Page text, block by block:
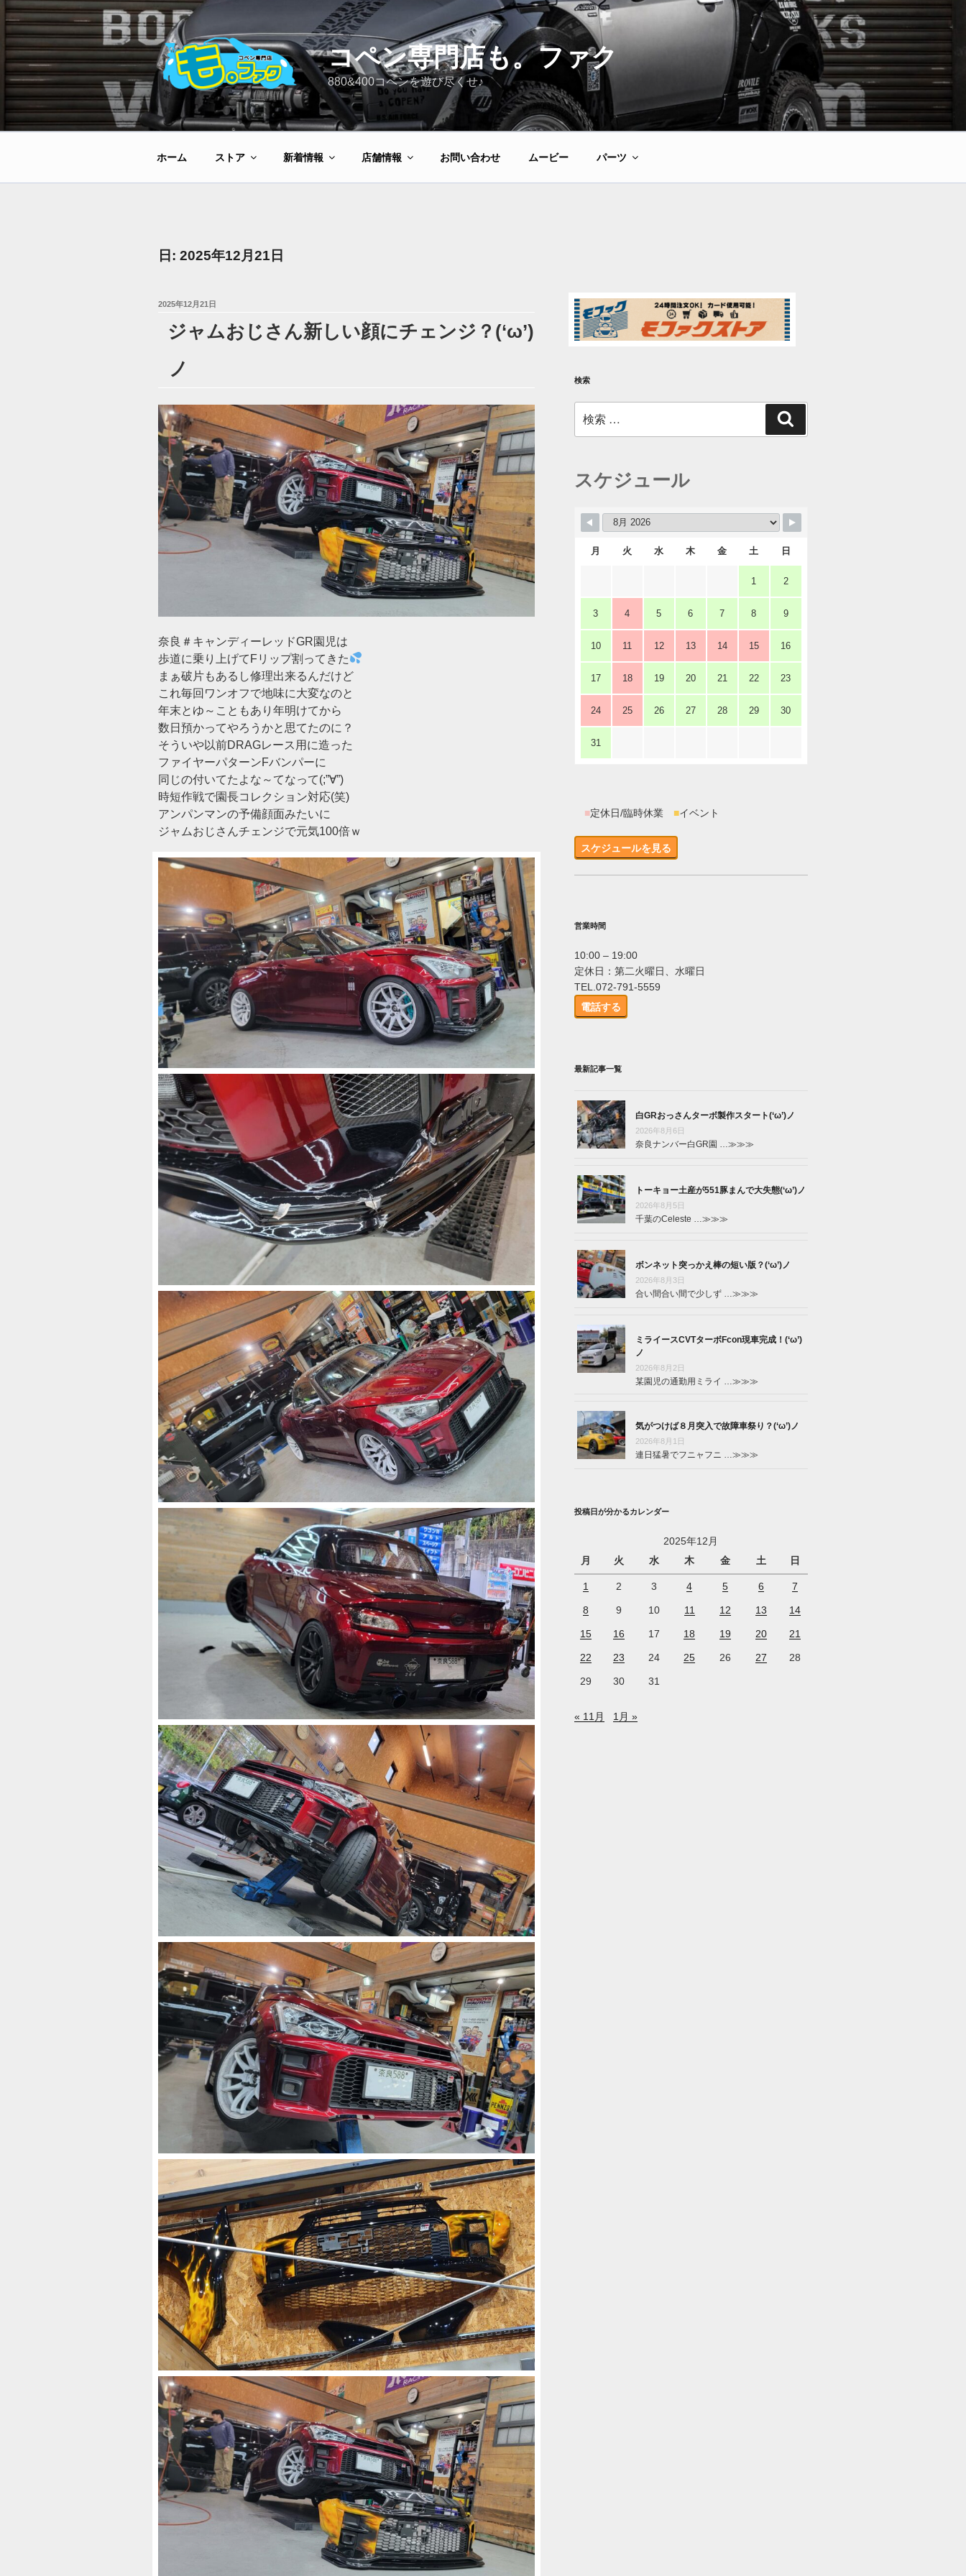
コ
ン
テ
ン
ツ
へ
ス
キ
コペン専門店も。ファク
880&400コペンを遊び尽くせ♪
ホーム ストア 新着情報 店舗情報 お問い合わせ ムービー パーツ
日: 2025年12月21日
投
2025年12月21日
ジャムおじさん新しい顔にチェンジ？(‘ω’)
ノ
奈良＃キャンディーレッドGR園児は
歩道に乗り上げてFリップ割ってきた
まぁ破片もあるし修理出来るんだけど
これ毎回ワンオフで地味に大変なのと
年末とゆ～こともあり年明けてから
数日預かってやろうかと思てたのに？
そういや以前DRAGレース用に造った
ファイヤーパターンFバンパーに
同じの付いてたよな～てなって(;”∀”)
時短作戦で園長コレクション対応(笑)
アンパンマンの予備顔面みたいに
ジャムおじさんチェンジで元気100倍ｗ
検索
索:
索
スケジュール
月 火 水 木 金 土 日
1 2
3 4 5 6 7 8 9
10 11 12 13 14 15 16
17 18 19 20 21 22 23
24 25 26 27 28 29 30
31
■定休日/臨時休業 ■イベント
スケジュールを見る
営業時間
10:00 – 19:00
定休日：第二火曜日、水曜日
TEL.072-791-5559
電話する
最新記事一覧
白GRおっさんターボ製作スタート(‘ω’)ノ
2026年8月6日
奈良ナンバー白GR園 …≫≫≫
トーキョー土産が551豚まんで大失態(‘ω’)ノ
2026年8月5日
千葉のCeleste …≫≫≫
ボンネット突っかえ棒の短い版？(‘ω’)ノ
2026年8月3日
合い間合い間で少しず …≫≫≫
ミライースCVTターボFcon現車完成！(‘ω’)
ノ
2026年8月2日
某園児の通勤用ミライ …≫≫≫
気がつけば８月突入で故障車祭り？(‘ω’)ノ
2026年8月1日
連日猛暑でフニャフニ …≫≫≫
投稿日が分かるカレンダー
2025年12月
月
火 水 木 金 土 日
1 2 3 4 5 6 7
8 9 10 11 12 13 14
15 16 17 18 19 20 21
22 23 24 25 26 27 28
29 30 31
« 11月 1月 »